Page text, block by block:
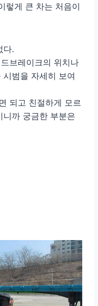
렇게 큰 차는 처음이
다.
브레이크의 위치나
범을 자세히 보여
되고 친절하게 모르
니까 궁금한 부분은